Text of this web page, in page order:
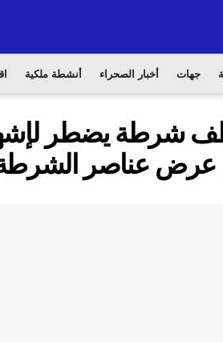
جهات أخبار الصحراء أنشطة ملكية
شرطة يضطر
عناصر الشرطة